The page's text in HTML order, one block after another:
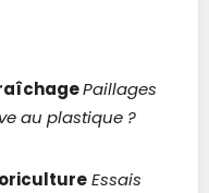
Paillages
au plastique ?
Essais